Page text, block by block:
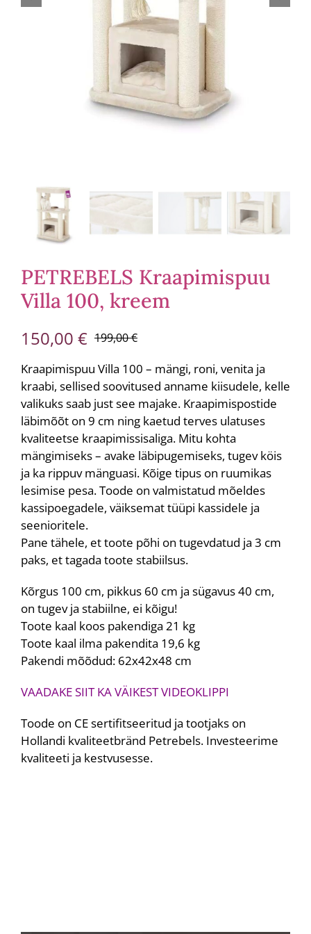
PETREBELS Kraapimispuu
Villa 100, kreem
199,00€Algne
hind
oli:
199,00 €.
150,00 €
Praegune
hind
on:
150,00 €.
Kraapimispuu Villa 100 – mängi, roni, venita ja
kraabi, sellised soovitused anname kiisudele, kelle
valikuks saab just see majake. Kraapimispostide
läbimõõt on 9 cm ning kaetud terves ulatuses
kvaliteetse kraapimissisaliga. Mitu kohta
mängimiseks – avake läbipugemiseks, tugev köis
ja ka rippuv mänguasi. Kõige tipus on ruumikas
lesimise pesa. Toode on valmistatud mõeldes
kassipoegadele, väiksemat tüüpi kassidele ja
seenioritele.
Pane tähele, et toote põhi on tugevdatud ja 3 cm
paks, et tagada toote stabiilsus.
Kõrgus 100 cm, pikkus 60 cm ja sügavus 40 cm,
on tugev ja stabiilne, ei kõigu!
Toote kaal koos pakendiga 21 kg
Toote kaal ilma pakendita 19,6 kg
Pakendi mõõdud: 62x42x48 cm
VAADAKE SIIT KA VÄIKEST VIDEOKLIPPI
Toode on CE sertifitseeritud ja tootjaks on
Hollandi kvaliteetbränd Petrebels. Investeerime
kvaliteeti ja kestvusesse.